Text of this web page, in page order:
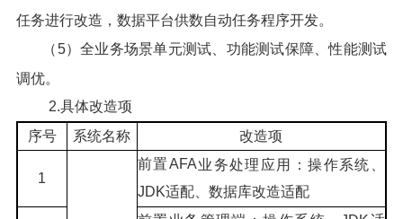
任务进行改造，数据平台供数自动任务程序开发。
（5）全业务场景单元测试、功能测试保障、性能测试
调优。
2.具体改造项
序号
系统名称 改造项
1
前置AFA业务处理应用 ：操作系统、
JDK适配、数据库改造适配